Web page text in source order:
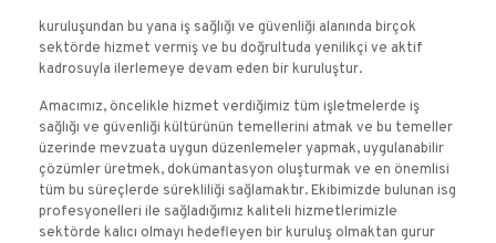
kuruluşundan bu yana iş sağlığı ve güvenliği alanında birçok
sektörde hizmet vermiş ve bu doğrultuda yenilikçi ve aktif
kadrosuyla ilerlemeye devam eden bir kuruluştur.
Amacımız, öncelikle hizmet verdiğimiz tüm işletmelerde iş
sağlığı ve güvenliği kültürünün temellerini atmak ve bu temeller
üzerinde mevzuata uygun düzenlemeler yapmak, uygulanabilir
çözümler üretmek, dokümantasyon oluşturmak ve en önemlisi
tüm bu süreçlerde sürekliliği sağlamaktır. Ekibimizde bulunan isg
profesyonelleri ile sağladığımız kaliteli hizmetlerimizle
sektörde kalıcı olmayı hedefleyen bir kuruluş olmaktan gurur